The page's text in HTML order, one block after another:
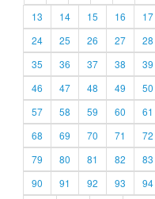
13
14 15 16 17
24
25 26 27 28
35
36 37 38 39
46
47 48 49 50
57
58 59 60 61
68
69 70 71 72
79
80 81 82 83
90
91 92 93 94